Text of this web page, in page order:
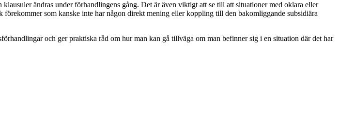
ändras under förhandlingens gång. Det är även viktigt att se till att situationer med oklara eller
som kanske inte har någon direkt mening eller koppling till den bakomliggande subsidiära
och ger praktiska råd om hur man kan gå tillväga om man befinner sig i en situation där det har